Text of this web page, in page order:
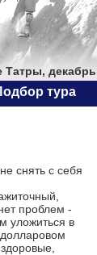
Татры, декабрь
тура
снять с себя
проблем -
уложиться в